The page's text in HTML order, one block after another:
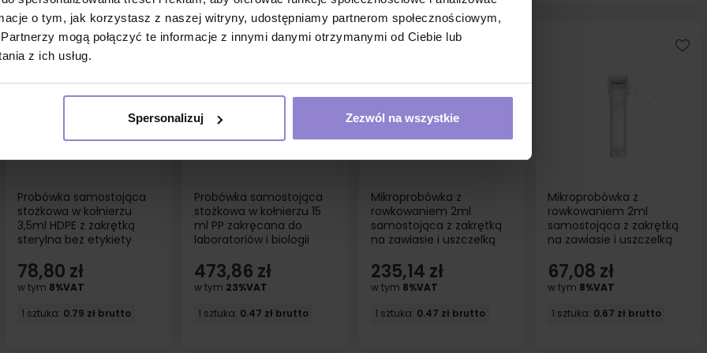
o tym, jak korzystasz z naszej witryny, udostępniamy partnerom społecznościowym,
mogą połączyć te informacje z innymi danymi otrzymanymi od Ciebie lub
z ich usług.
Spersonalizuj Zezwól na wszystkie
Probówka samostojąca
stożkowa w kołnierzu
3,5ml HDPE z zakrętką
sterylna bez etykiety
78,80 zł
w tym 8%VAT
1 sztuka: 0.79 zł brutto
Probówka samostojąca
stożkowa w kołnierzu 15
ml PP zakręcana do
laboratoriów i biologii
473,86 zł
w tym 23%VAT
1 sztuka: 0.47 zł brutto
Mikroprobówka z
rowkowaniem 2ml
samostojąca z zakrętką
na zawiasie i uszczelką
235,14 zł
w tym 8%VAT
1 sztuka: 0.47 zł brutto
Mikroprobówka z
rowkowaniem 2ml
samostojąca z zakrętką
na zawiasie i uszczelką
67,08 zł
w tym 8%VAT
1 sztuka: 0.67 zł brutto